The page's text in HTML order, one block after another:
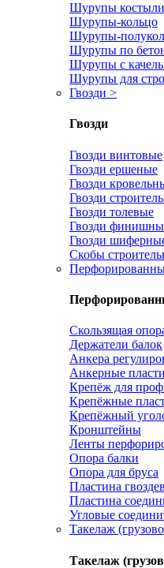
Шурупы костыли
Шурупы-кольцо
Шурупы-
Шурупы по
Шурупы с
Шурупы для
Гвозди >
Гвозди
Гвозди винтовые
Гвозди ершеные
Гвозди
Гвозди
Гвозди толевые
Гвозди
Гвозди
Скобы
Скользящая
Держатели балок
Анкера
Анкерные
Крепёж для
Крепёжные
Крепёжный
Кронштейны
Ленты
Опора балки
Опора для бруса
Пластина
Пластина
Угловые
Такелаж
Такелаж